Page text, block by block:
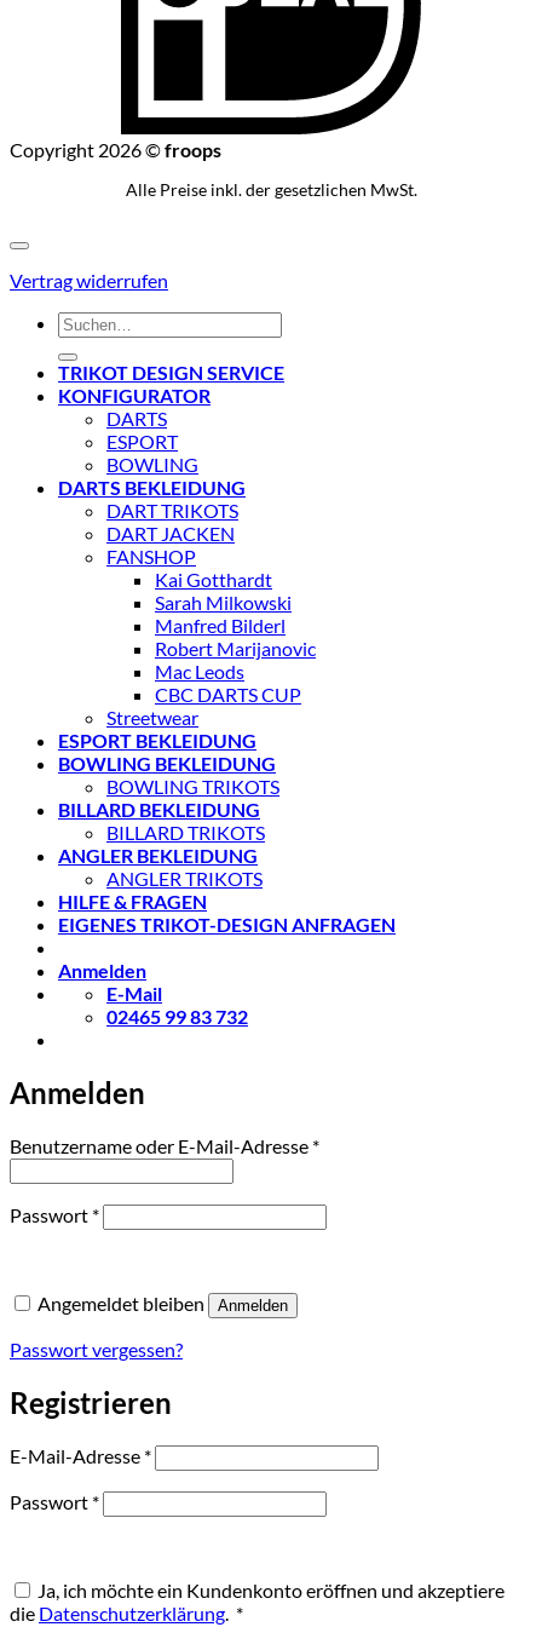
Copyright 2026 ©froops
Alle Preise inkl. der gesetzlichen MwSt.
Vertrag widerrufen
Suchen
nach:
TRIKOT DESIGN SERVICE
KONFIGURATOR
DARTS
ESPORT
BOWLING
DARTS BEKLEIDUNG
DART TRIKOTS
DART JACKEN
FANSHOP
Kai Gotthardt
Sarah Milkowski
Manfred Bilderl
Robert Marijanovic
Mac Leods
CBC DARTS CUP
Streetwear
ESPORT BEKLEIDUNG
BOWLING BEKLEIDUNG
BOWLING TRIKOTS
BILLARD BEKLEIDUNG
BILLARD TRIKOTS
ANGLER BEKLEIDUNG
ANGLER TRIKOTS
HILFE & FRAGEN
EIGENES TRIKOT-DESIGN ANFRAGEN
Anmelden
E-Mail
02465 99 83 732
Anmelden
Benutzername oder E-Mail-Adresse *Erforderlich
Passwort *Erforderlich
Angemeldet bleiben Anmelden
Passwort vergessen?
Registrieren
E-Mail-Adresse *Erforderlich
Passwort *Erforderlich
Ja, ich möchte ein Kundenkonto eröffnen und akzeptiere
die Datenschutzerklärung *Erforderlich